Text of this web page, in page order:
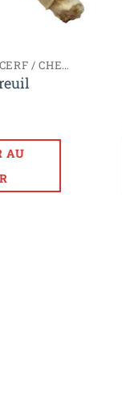
FRIANDISES DE CERF / CHEVREUIL
AU